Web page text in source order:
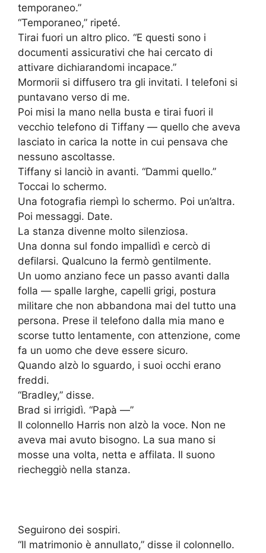
temporaneo.”
“Temporaneo,” ripeté.
Tirai fuori un altro plico. “E questi sono i
documenti assicurativi che hai cercato di
attivare dichiarandomi incapace.”
Mormorii si diffusero tra gli invitati. I telefoni si
puntavano verso di me.
Poi misi la mano nella busta e tirai fuori il
vecchio telefono di Tiffany — quello che aveva
lasciato in carica la notte in cui pensava che
nessuno ascoltasse.
Tiffany si lanciò in avanti. “Dammi quello.”
Toccai lo schermo.
Una fotografia riempì lo schermo. Poi un’altra.
Poi messaggi. Date.
La stanza divenne molto silenziosa.
Una donna sul fondo impallidì e cercò di
defilarsi. Qualcuno la fermò gentilmente.
Un uomo anziano fece un passo avanti dalla
folla — spalle larghe, capelli grigi, postura
militare che non abbandona mai del tutto una
persona. Prese il telefono dalla mia mano e
scorse tutto lentamente, con attenzione, come
fa un uomo che deve essere sicuro.
Quando alzò lo sguardo, i suoi occhi erano
freddi.
“Bradley,” disse.
Brad si irrigidì. “Papà —”
Il colonnello Harris non alzò la voce. Non ne
aveva mai avuto bisogno. La sua mano si
mosse una volta, netta e affilata. Il suono
riecheggiò nella stanza.
Seguirono dei sospiri.
“Il matrimonio è annullato,” disse il colonnello.